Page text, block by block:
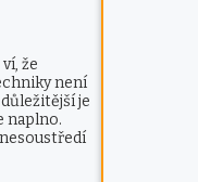
že
není
je
naplno.